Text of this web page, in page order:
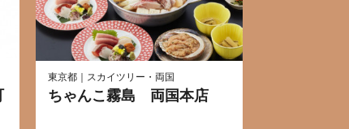
東京都｜スカイツリー・両国
ちゃんこ霧島 両国本店